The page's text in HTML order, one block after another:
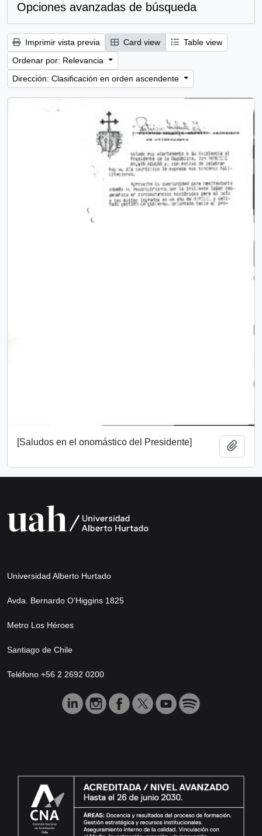
Opciones avanzadas de búsqueda
Imprimir vista previa Card view
Table view
Ordenar por: Relevancia
Dirección: Clasificación en orden ascendente
[Saludos en el onomástico del Presidente]
Universidad Alberto Hurtado
Avda. Bernardo O’Higgins 1825
Metro Los Héroes
Santiago de Chile
Teléfono +56 2 2692 0200